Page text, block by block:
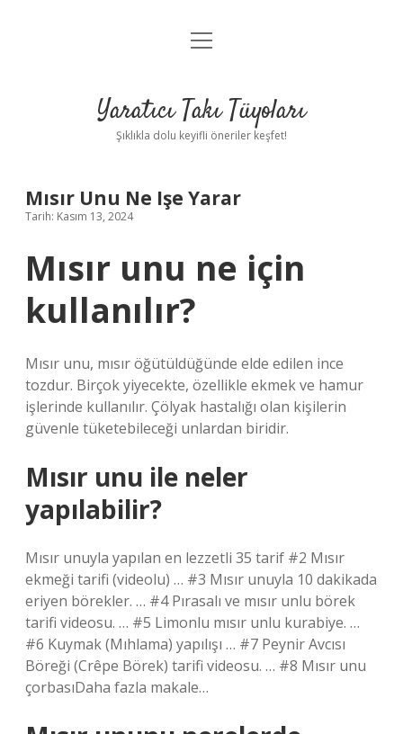
Anasayfa
Yasal Uyarı
menüyü
Yaratıcı Takı Tüyoları
Şıklıkla dolu keyifli öneriler keşfet!
Mısır Unu Ne Işe Yarar
Tarih: Kasım 13, 2024
Mısır unu ne için
kullanılır?
Mısır unu, mısır öğütüldüğünde elde edilen ince
tozdur. Birçok yiyecekte, özellikle ekmek ve hamur
işlerinde kullanılır. Çölyak hastalığı olan kişilerin
güvenle tüketebileceği unlardan biridir.
Mısır unu ile neler
yapılabilir?
Mısır unuyla yapılan en lezzetli 35 tarif #2 Mısır
ekmeği tarifi (videolu) … #3 Mısır unuyla 10 dakikada
eriyen börekler. … #4 Pırasalı ve mısır unlu börek
tarifi videosu. … #5 Limonlu mısır unlu kurabiye. …
#6 Kuymak (Mıhlama) yapılışı … #7 Peynir Avcısı
Böreği (Crêpe Börek) tarifi videosu. … #8 Mısır unu
çorbasıDaha fazla makale…